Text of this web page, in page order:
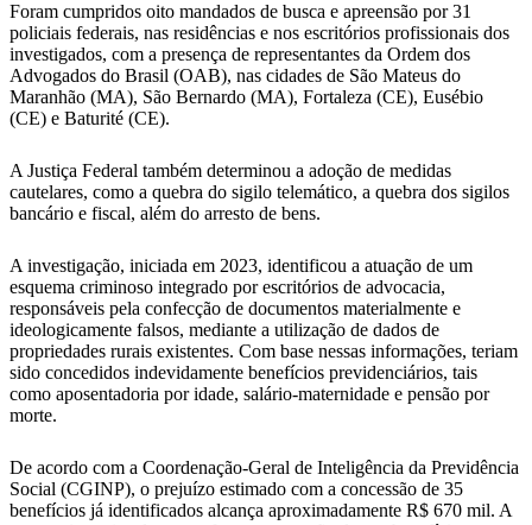
Foram cumpridos oito mandados de busca e apreensão por 31
policiais federais, nas residências e nos escritórios profissionais dos
investigados, com a presença de representantes da Ordem dos
Advogados do Brasil (OAB), nas cidades de São Mateus do
Maranhão (MA), São Bernardo (MA), Fortaleza (CE), Eusébio
(CE) e Baturité (CE).
A Justiça Federal também determinou a adoção de medidas
cautelares, como a quebra do sigilo telemático, a quebra dos sigilos
bancário e fiscal, além do arresto de bens.
A investigação, iniciada em 2023, identificou a atuação de um
esquema criminoso integrado por escritórios de advocacia,
responsáveis pela confecção de documentos materialmente e
ideologicamente falsos, mediante a utilização de dados de
propriedades rurais existentes. Com base nessas informações, teriam
sido concedidos indevidamente benefícios previdenciários, tais
como aposentadoria por idade, salário-maternidade e pensão por
morte.
De acordo com a Coordenação-Geral de Inteligência da Previdência
Social (CGINP), o prejuízo estimado com a concessão de 35
benefícios já identificados alcança aproximadamente R$ 670 mil. A